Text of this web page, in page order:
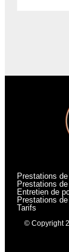
Prestations
Prestations
Entretien de
Prestations
Tarifs
© Copyright